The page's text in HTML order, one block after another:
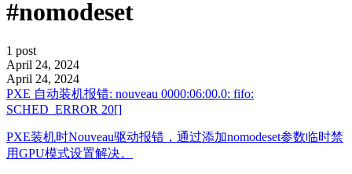
#nomodeset
1 post
April 24, 2024
April 24, 2024
PXE 自动装机报错: nouveau 0000:06:00.0: fifo:
SCHED_ERROR 20[]
PXE装机时Nouveau驱动报错，通过添加nomodeset参数临时禁
用GPU模式设置解决。